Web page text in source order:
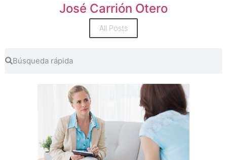
José Carrión Otero
All Posts